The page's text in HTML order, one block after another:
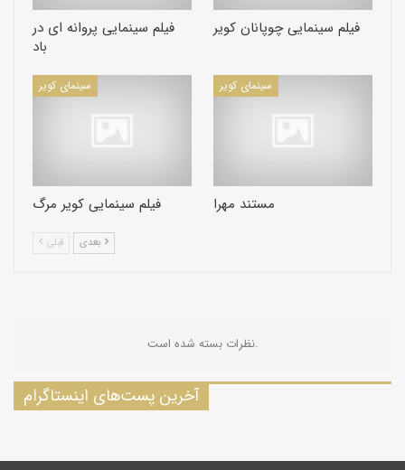
فیلم سینمایی پروانه ای در
باد
فیلم سینمایی چوپانان کویر
سینمای کویر
فیلم سینمایی کویر مرگ
سینمای کویر
مستند مهرا
قبلی
نظرات بسته شده است.
آخرین پست‌های اینستاگرام